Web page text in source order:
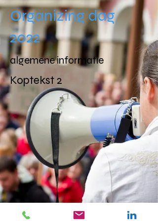
Organizing dag
2022
algemene informatie
Koptekst 2